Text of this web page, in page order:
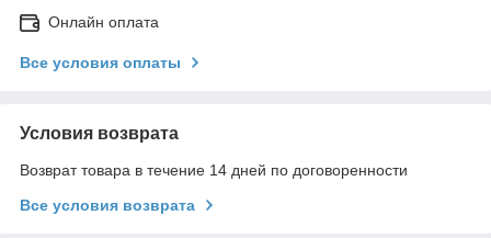
Онлайн оплата
Все условия оплаты
Условия возврата
Возврат товара в течение 14 дней по договоренности
Все условия возврата